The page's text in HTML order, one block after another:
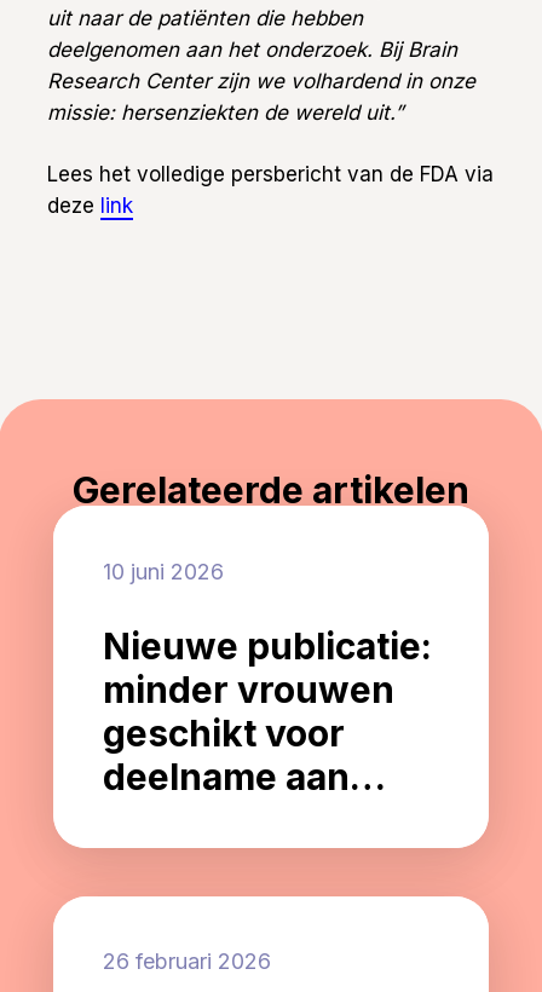
uit naar de patiënten die hebben
deelgenomen aan het onderzoek. BijBrain
Research Center zijn we volhardend in onze
missie: hersenziekten de wereld uit.”
Lees het volledige persbericht van de FDA via
deze link
Gerelateerde artikelen
10 juni 2026
Nieuwe publicatie:
minder vrouwen
geschikt voor
deelname aan
26 februari 2026